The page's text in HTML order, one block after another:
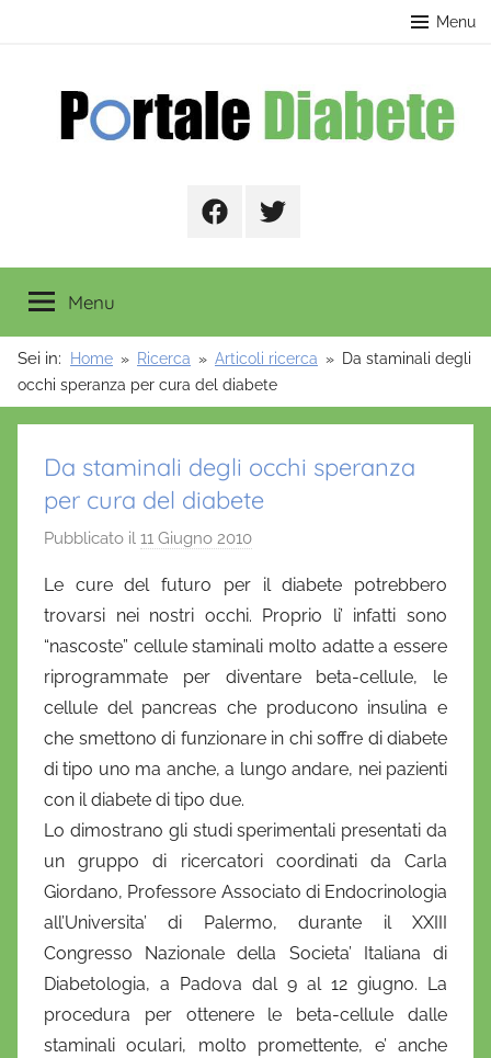
Menu
FacebookTwitter
Menu
Sei in: Home Ricerca Articoli ricerca
Da staminali degli
occhi speranza per cura del diabete
Da staminali degli occhi speranza
per cura del diabete
Pubblicato il 11 Giugno 2010
n
i
e
l
a
'
O
i
o
Le cure del futuro per il diabete potrebbero
trovarsi nei nostri occhi. Proprio li’ infatti sono
“nascoste” cellule staminali molto adatte a essere
riprogrammate per diventare beta-cellule, le
cellule del pancreas che producono insulina e
che smettono di funzionare in chi soffre di diabete
di tipo uno ma anche, a lungo andare, nei pazienti
con il diabete di tipo due.
Lo dimostrano gli studi sperimentali presentati da
un gruppo di ricercatori coordinati da Carla
Giordano, Professore Associato di Endocrinologia
all’Universita’ di Palermo, durante il XXIII
Congresso Nazionale della Societa’ Italiana di
Diabetologia, a Padova dal 9 al 12 giugno. La
procedura per ottenere le beta-cellule dalle
staminali oculari, molto promettente, e’ anche